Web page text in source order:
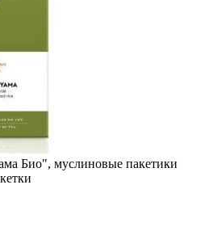
Био", муслиновые пакетики